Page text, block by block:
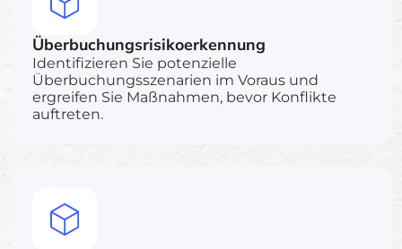
Überbuchungsrisikoerkennung
Identifizieren Sie potenzielle
Überbuchungsszenarien im Voraus und
ergreifen Sie Maßnahmen, bevor Konflikte
auftreten.